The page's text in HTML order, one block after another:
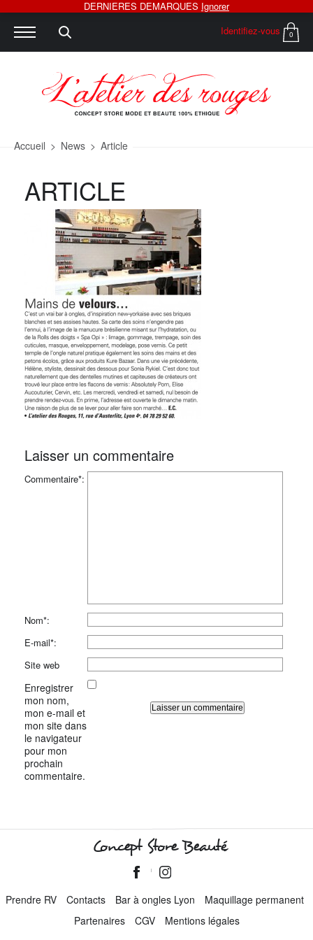
Identifiez-vous 0
Accueil > News > Article
ARTICLE
Laisser un commentaire
Commentaire*:
Nom*:
E-mail*:
Site web
Enregistrer
mon nom,
mon e-mail et
mon site dans
le navigateur
pour mon
prochain
commentaire.
Concept Store Beauté
Prendre RV Contacts Bar à ongles Lyon
Maquillage permanent
Partenaires
CGV Mentions légales
DERNIERES DEMARQUES Ignorer